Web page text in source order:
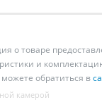
товаре
и
обратиться в
камерой